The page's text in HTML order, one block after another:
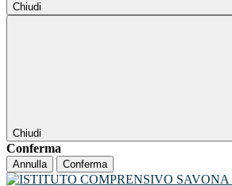
Chiudi
Chiudi
Conferma
Annulla Conferma